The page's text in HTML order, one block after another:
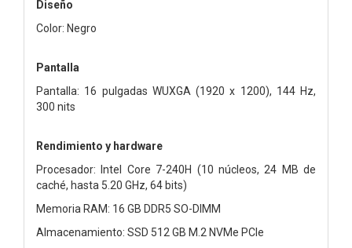
Diseño
Color: Negro
Pantalla
Pantalla: 16 pulgadas WUXGA (1920 x 1200), 144 Hz,
300 nits
Rendimiento y hardware
Procesador: Intel Core 7-240H (10 núcleos, 24 MB de
caché, hasta 5.20 GHz, 64 bits)
Memoria RAM: 16 GB DDR5 SO-DIMM
Almacenamiento: SSD 512 GB M.2 NVMe PCIe